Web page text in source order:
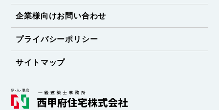
企業様向けお問い合わせ
プライバシーポリシー
サイトマップ